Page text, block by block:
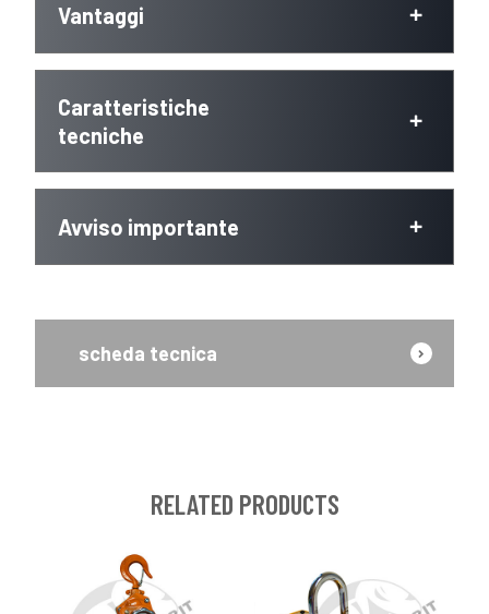
Vantaggi
Caratteristiche
tecniche
Avviso importante
scheda tecnica
RELATED PRODUCTS